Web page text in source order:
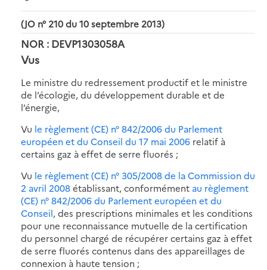
(JO n° 210 du 10 septembre 2013)
NOR : DEVP1303058A
Vus
Le ministre du redressement productif et le ministre
de l’écologie, du développement durable et de
l’énergie,
Vu le règlement (CE) n° 842/2006 du Parlement
européen et du Conseil du 17 mai 2006 relatif à
certains gaz à effet de serre fluorés ;
Vu le règlement (CE) n° 305/2008 de la Commission du
2 avril 2008établissant, conformément au règlement
(CE) n° 842/2006 du Parlement européen et du
Conseil, des prescriptions minimales et les conditions
pour une reconnaissance mutuelle de la certification
du personnel chargé de récupérer certains gaz à effet
de serre fluorés contenus dans des appareillages de
connexion à haute tension ;